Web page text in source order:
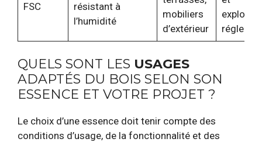
FSC
résistant à
l’humidité
mobiliers
d’extérieur
QUELS SONT LES USAGES
ADAPTÉS DU BOIS SELON SON
ESSENCE ET VOTRE PROJET ?
Le choix d’une essence doit tenir compte des
conditions d’usage, de la fonctionnalité et des